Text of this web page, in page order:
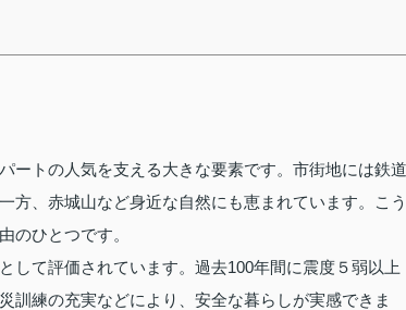
ートの人気を支える大きな要素です。市街地には鉄道
方、赤城山など身近な自然にも恵まれています。こう
のひとつです。
して評価されています。過去100年間に震度５弱以上
訓練の充実などにより、安全な暮らしが実感できま